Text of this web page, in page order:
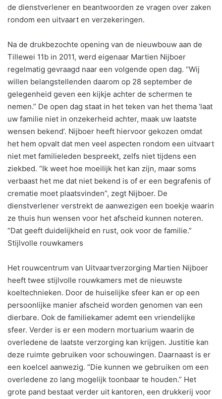
de dienstverlener en beantwoorden ze vragen over zaken
rondom een uitvaart en verzekeringen.
Na de drukbezochte opening van de nieuwbouw aan de
Tillewei 11b in 2011, werd eigenaar Martien Nijboer
regelmatig gevraagd naar een volgende open dag. “Wij
willen belangstellenden daarom op 28 september de
gelegenheid geven een kijkje achter de schermen te
nemen.” De open dag staat in het teken van het thema ‘laat
uw familie niet in onzekerheid achter, maak uw laatste
wensen bekend’. Nijboer heeft hiervoor gekozen omdat
het hem opvalt dat men veel aspecten rondom een uitvaart
niet met familieleden bespreekt, zelfs niet tijdens een
ziekbed. “Ik weet hoe moeilijk het kan zijn, maar soms
verbaast het me dat niet bekend is of er een begrafenis of
crematie moet plaatsvinden”, zegt Nijboer. De
dienstverlener verstrekt de aanwezigen een boekje waarin
ze thuis hun wensen voor het afscheid kunnen noteren.
“Dat geeft duidelijkheid en rust, ook voor de familie.”
Stijlvolle rouwkamers
Het rouwcentrum van Uitvaartverzorging Martien Nijboer
heeft twee stijlvolle rouwkamers met de nieuwste
koeltechnieken. Door de huiselijke sfeer kan er op een
persoonlijke manier afscheid worden genomen van een
dierbare. Ook de familiekamer ademt een vriendelijke
sfeer. Verder is er een modern mortuarium waarin de
overledene de laatste verzorging kan krijgen. Justitie kan
deze ruimte gebruiken voor schouwingen. Daarnaast is er
een koelcel aanwezig. “Die kunnen we gebruiken om een
overledene zo lang mogelijk toonbaar te houden.” Het
grote pand bestaat verder uit kantoren, een drukkerij voor